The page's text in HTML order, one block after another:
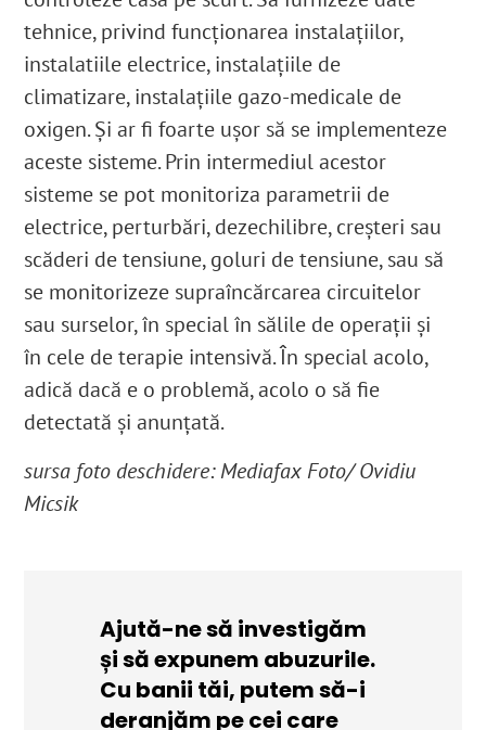
tehnice, privind funcționarea instalațiilor,
instalatiile electrice, instalațiile de
climatizare, instalațiile gazo-medicale de
oxigen. Și ar fi foarte ușor să se implementeze
aceste sisteme. Prin intermediul acestor
sisteme se pot monitoriza parametrii de
electrice, perturbări, dezechilibre, creșteri sau
scăderi de tensiune, goluri de tensiune, sau să
se monitorizeze supraîncărcarea circuitelor
sau surselor, în special în sălile de operații și
în cele de terapie intensivă. În special acolo,
adică dacă e o problemă, acolo o să fie
detectată și anunțată.
sursa foto deschidere: Mediafax Foto/ Ovidiu
Micsik
Ajută-ne să investigăm
și să expunem abuzurile.
Cu banii tăi, putem să-i
deranjăm pe cei care